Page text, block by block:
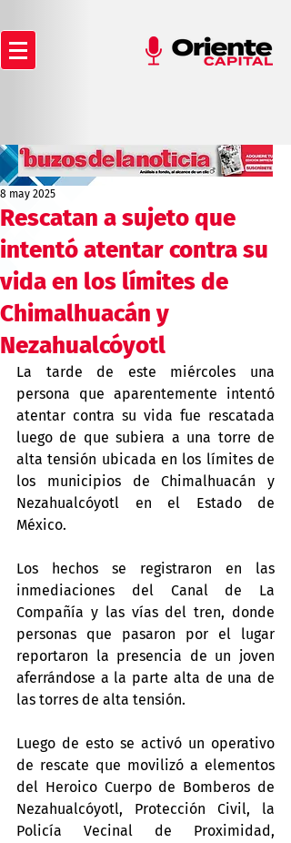
Rescatan a sujeto que
intentó atentar contra su
vida en los límites de
Chimalhuacán y
Nezahualcóyotl
8 may 2025
La tarde de este miércoles una
persona que aparentemente intentó
atentar contra su vida fue rescatada
luego de que subiera a una torre de
alta tensión ubicada en los límites de
los municipios de Chimalhuacán y
Nezahualcóyotl en el Estado de
México.
Los hechos se registraron en las
inmediaciones del Canal de La
Compañía y las vías del tren, donde
personas que pasaron por el lugar
reportaron la presencia de un joven
aferrándose a la parte alta de una de
las torres de alta tensión.
Luego de esto se activó un operativo
de rescate que movilizó a elementos
del Heroico Cuerpo de Bomberos de
Nezahualcóyotl, Protección Civil, la
Policía Vecinal de Proximidad,